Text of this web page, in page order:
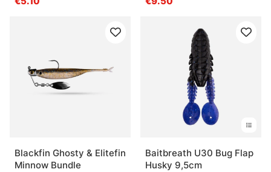
Blackfin Ghosty & Elitefin
Minnow Bundle
Baitbreath U30 Bug Flap
Husky 9,5cm